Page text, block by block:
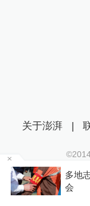
多地
会
关于澎湃 |
沪ICP证：
互联网新